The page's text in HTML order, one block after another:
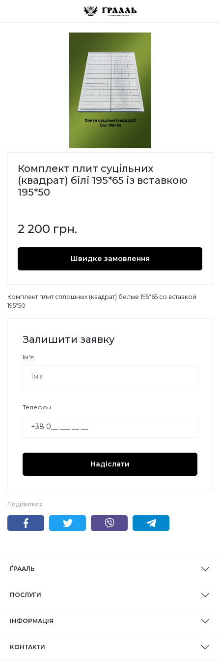
Комплект плит суцільних
(квадрат) білі 195*65 із вставкою
195*50
2 200 грн.
Швидке замовлення
Комплект плит сплошных (квадрат) белые 195*65 со вставкой
195*50
Залишити заявку
Ім'я
Телефон
Надіслати
Поділитися
ҐРААЛЬ
ПОСЛУГИ
ІНФОРМАЦІЯ
КОНТАКТИ